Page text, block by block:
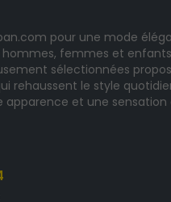
pour une mode
femmes et
sélectionnées
rehaussent le style
apparence et une